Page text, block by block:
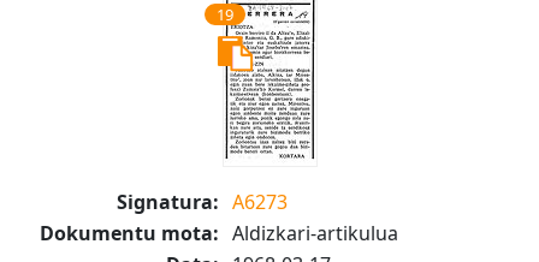
19
Signatura: A6273
Dokumentu mota: Aldizkari-artikulua